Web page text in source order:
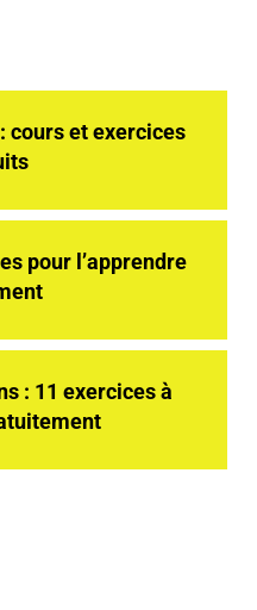
cours et exercices
pour l’apprendre
: 11 exercices à